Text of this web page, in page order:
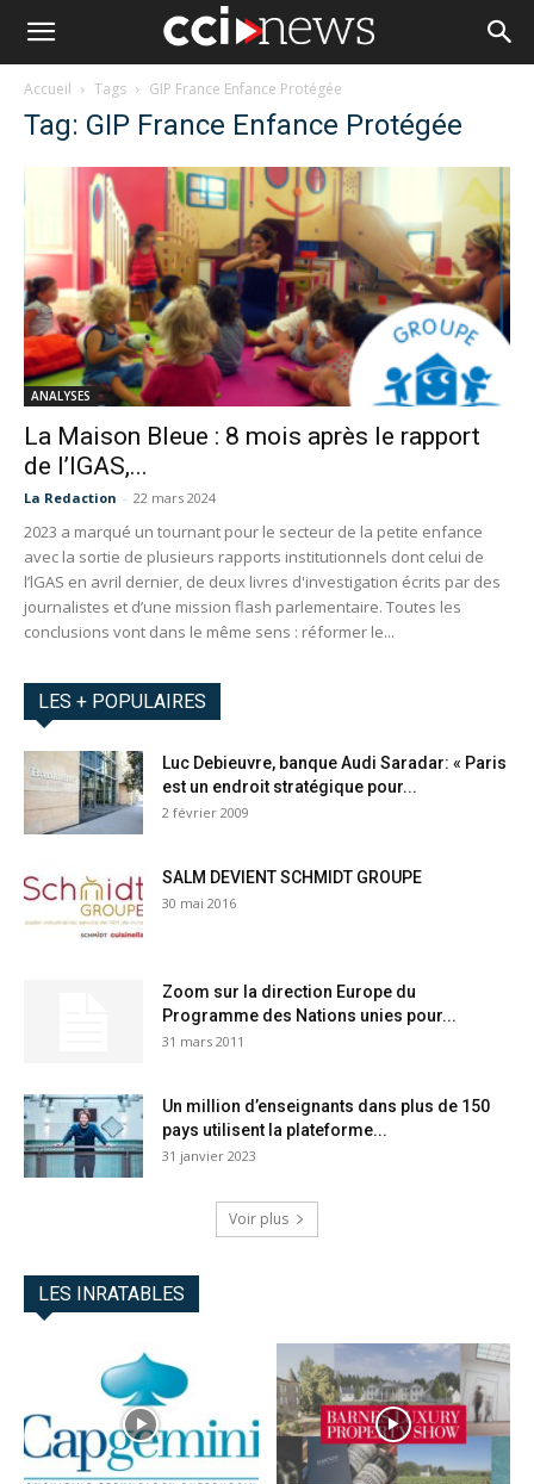
Accueil Tags GIP France Enfance Protégée
Tag: GIP France Enfance Protégée
ANALYSES
La Maison Bleue : 8 mois après le rapport
de l’IGAS,...
La Redaction - 22 mars 2024
2023 a marqué un tournant pour le secteur de la petite enfance
avec la sortie de plusieurs rapports institutionnels dont celui de
l’lGAS en avril dernier, de deux livres d'investigation écrits par des
journalistes et d’une mission flash parlementaire. Toutes les
conclusions vont dans le même sens : réformer le...
LES + POPULAIRES
Luc Debieuvre, banque Audi Saradar: « Paris
est un endroit stratégique pour...
2 février 2009
SALM DEVIENT SCHMIDT GROUPE
30 mai 2016
Zoom sur la direction Europe du
Programme des Nations unies pour...
31 mars 2011
Un million d’enseignants dans plus de 150
pays utilisent la plateforme...
31 janvier 2023
Voir plus
LES INRATABLES